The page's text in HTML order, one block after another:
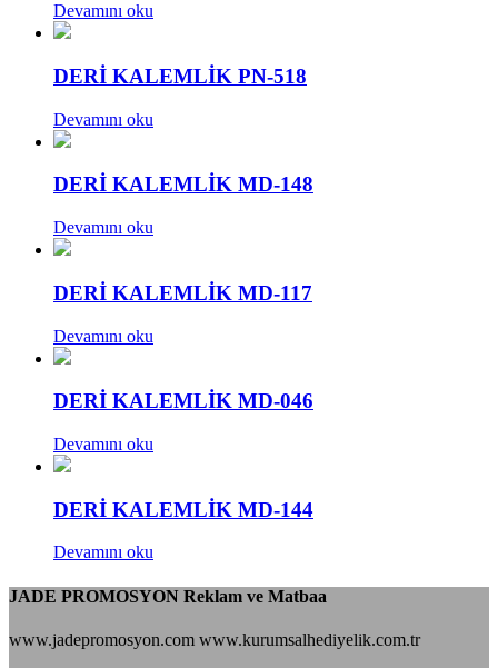
Devamını oku
DERİ KALEMLİK PN-518
Devamını oku
DERİ KALEMLİK MD-148
Devamını oku
DERİ KALEMLİK MD-117
Devamını oku
DERİ KALEMLİK MD-046
Devamını oku
DERİ KALEMLİK MD-144
Devamını oku
JADE PROMOSYON Reklam ve Matbaa
www.jadepromosyon.com www.kurumsalhediyelik.com.tr